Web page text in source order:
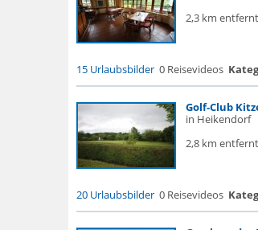
2,3 km entfernt
15 Urlaubsbilder 0 Reisevideos
Golf-Club
in Heikendorf
2,8 km entfernt
20 Urlaubsbilder 0 Reisevideos